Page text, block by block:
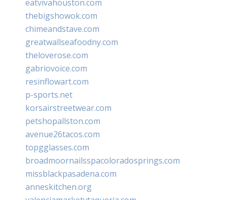
eatvivahouston.com
thebigshowok.com
chimeandstave.com
greatwallseafoodny.com
theloverose.com
gabriovoice.com
resinflowart.com
p-sports.net
korsairstreetwear.com
petshopallston.com
avenue26tacos.com
topgglasses.com
broadmoornailsspacoloradosprings.com
missblackpasadena.com
anneskitchen.org